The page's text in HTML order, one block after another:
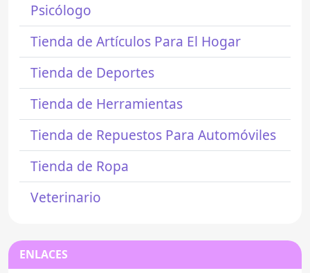
Psicólogo
Tienda de Artículos Para El Hogar
Tienda de Deportes
Tienda de Herramientas
Tienda de Repuestos Para Automóviles
Tienda de Ropa
Veterinario
ENLACES